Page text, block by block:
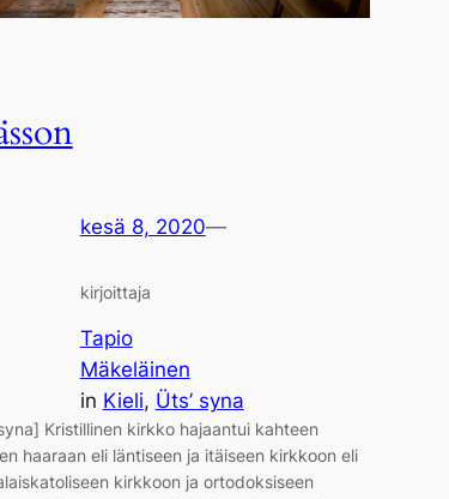
kesä 8, 2020—
kirjoittaja
Tapio
Mäkeläinen
in Kieli, Üts’ syna
Kristillinen kirkko hajaantui kahteen
haaraan eli läntiseen ja itäiseen kirkkoon eli
kirkkoon ja ortodoksiseen